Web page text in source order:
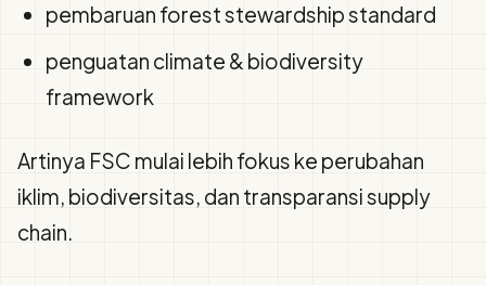
pembaruan forest stewardship standard
penguatan climate & biodiversity
framework
Artinya FSC mulai lebih fokus ke perubahan
iklim, biodiversitas, dan transparansi supply
chain.